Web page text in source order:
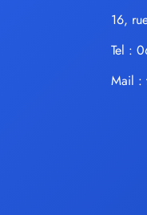
16,
Tel :
Mail :